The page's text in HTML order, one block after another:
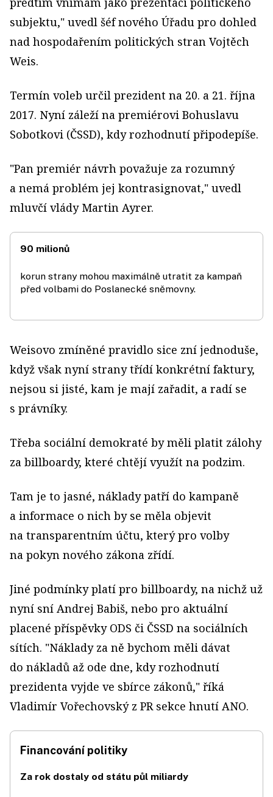
subjektu," uvedl šéf nového Úřadu pro dohled
nad hospodařením politických stran Vojtěch
Weis.
Termín voleb určil prezident na 20. a 21. října
2017. Nyní záleží na premiérovi Bohuslavu
Sobotkovi (ČSSD), kdy rozhodnutí připodepíše.
"Pan premiér návrh považuje za rozumný
a nemá problém jej kontrasignovat," uvedl
mluvčí vlády Martin Ayrer.
90 milionů
korun strany mohou maximálně utratit za kampaň
před volbami do Poslanecké sněmovny.
Weisovo zmíněné pravidlo sice zní jednoduše,
když však nyní strany třídí konkrétní faktury,
nejsou si jisté, kam je mají zařadit, a radí se
s právníky.
Třeba sociální demokraté by měli platit zálohy
za billboardy, které chtějí využít na podzim.
Tam je to jasné, náklady patří do kampaně
a informace o nich by se měla objevit
na transparentním účtu, který pro volby
na pokyn nového zákona zřídí.
Jiné podmínky platí pro billboardy, na nichž už
nyní sní Andrej Babiš, nebo pro aktuální
placené příspěvky ODS či ČSSD na sociálních
sítích. "Náklady za ně bychom měli dávat
do nákladů až ode dne, kdy rozhodnutí
prezidenta vyjde ve sbírce zákonů," říká
Vladimír Vořechovský z PR sekce hnutí ANO.
Financování politiky
Za rok dostaly od státu půl miliardy